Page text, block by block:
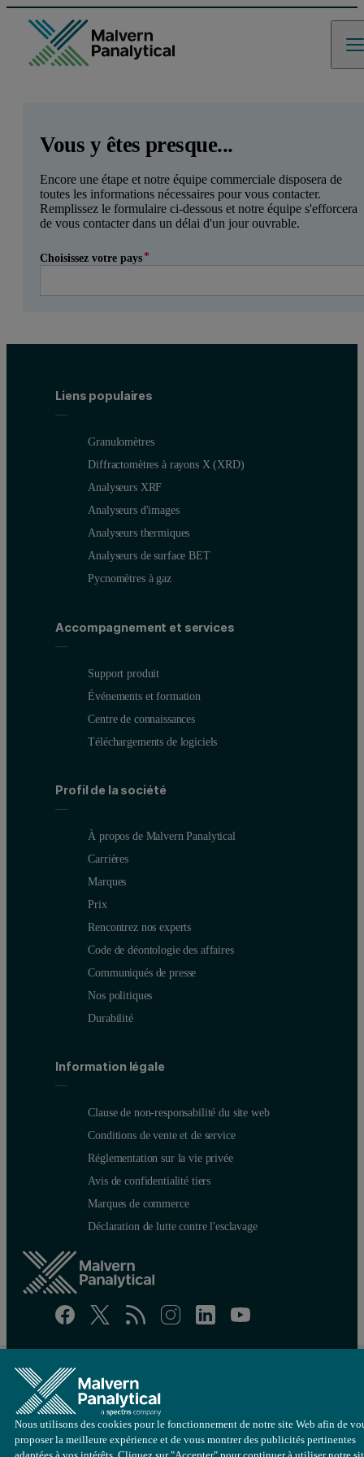
Vous y êtes presque...
Encore une étape et notre équipe commerciale disposera de
toutes les informations nécessaires pour vous contacter.
Remplissez le formulaire ci-dessous et notre équipe s'efforcera
de vous contacter dans un délai d'un jour ouvrable.
Choisissez votre pays
Liens populaires
Granulomètres
Diffractomètres à rayons X (XRD)
Analyseurs XRF
Analyseurs d'images
Analyseurs thermiques
Analyseurs de surface BET
Pycnomètres à gaz
Accompagnement et services
Support produit
Événements et formation
Centre de connaissances
Téléchargements de logiciels
Profil de la société
À propos de Malvern Panalytical
Carrières
Marques
Prix
Rencontrez nos experts
Code de déontologie des affaires
Communiqués de presse
Nos politiques
Durabilité
Information légale
Clause de non-responsabilité du site web
Conditions de vente et de service
Réglementation sur la vie privée
Avis de confidentialité tiers
Marques de commerce
Déclaration de lutte contre l'esclavage
Site map
Cookie settings
© Copyright 2026 - Malvern Panalytical Ltd est uneSpectrisEnterprise
Nous utilisons des cookies pour le fonctionnement de notre site Web afin de
proposer la meilleure expérience et de vous montrer des publicités pertinentes